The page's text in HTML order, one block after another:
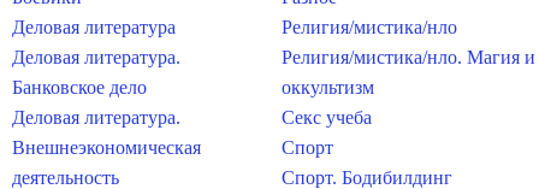
Деловая литература
Деловая литература.
Банковское дело
Деловая литература.
Внешнеэкономическая
деятельность
Религия/мистика/нло
Религия/мистика/нло. Магия и
оккультизм
Секс учеба
Спорт
Спорт. Бодибилдинг